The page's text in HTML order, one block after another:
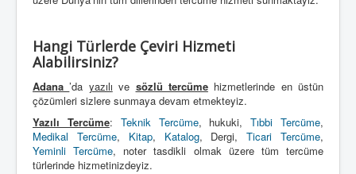
Hangi Türlerde Çeviri Hizmeti
Alabilirsiniz?
Adana ’da yazılı ve sözlü tercümehizmetlerinde en üstün
çözümleri sizlere sunmaya devam etmekteyiz.
Yazılı Tercüme: Teknik Tercüme, hukuki,Tıbbi Tercüme,
Medikal Tercüme, Kitap, Katalog, Dergi,Ticari Tercüme,
Yeminli Tercüme, noter tasdikli olmak üzere tüm tercüme
türlerinde hizmetinizdeyiz.